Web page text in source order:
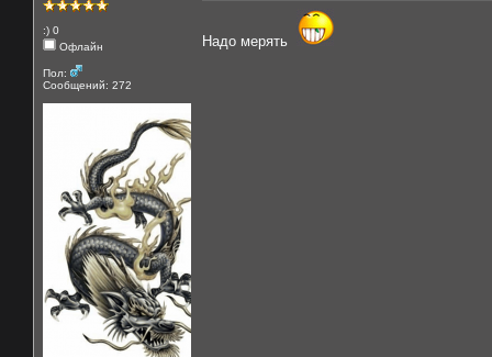
:) 0
Офлайн
Пол:
Сообщений: 272
Надо мерять